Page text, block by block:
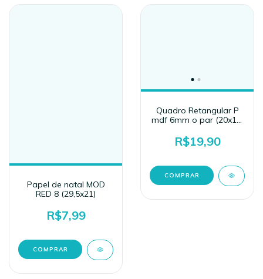
Papel de natal MOD
RED 8 (29,5x21)
R$7,99
Quadro Retangular P
mdf 6mm o par (20x12)
R$19,90